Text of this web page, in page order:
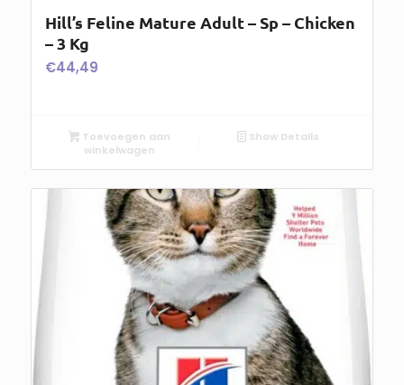
Hill’s Feline Mature Adult – Sp – Chicken
– 3 Kg
€44,49
Toevoegen aan
winkelwagen
Show Details